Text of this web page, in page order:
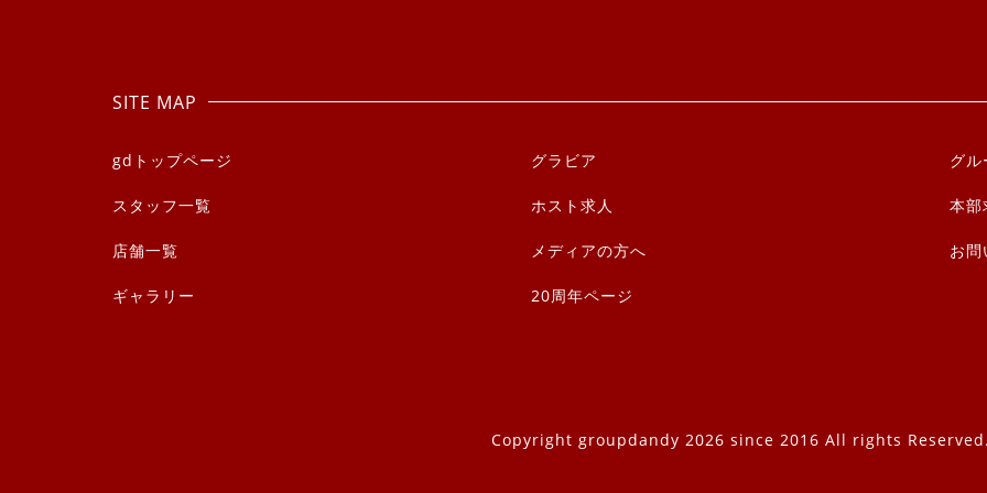
SITE MAP
gdトップページ グラビア グル
スタッフ一覧 ホスト求人 本部
店舗一覧 メディアの方へ お問
ギャラリー 20周年ページ
Copyright groupdandy 2026 since 2016 All rights Reserved.